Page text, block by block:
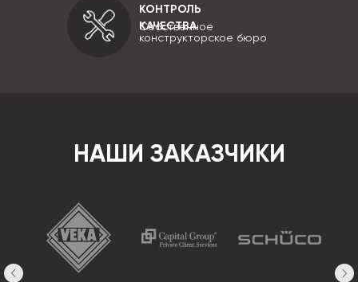
КОНТРОЛЬ
КАЧЕСТВА
Собственное
конструкторское бюро
НАШИ ЗАКАЗЧИКИ